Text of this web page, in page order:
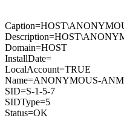
Domain=HOST
InstallDate=
LocalAccount=TRUE
Name=ANONYMOUS-
SID=S-1-5-7
SIDType=5
Status=OK